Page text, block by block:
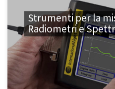
Strumenti per la
Radiometri e